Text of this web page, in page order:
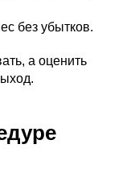
без убытков.
а оценить